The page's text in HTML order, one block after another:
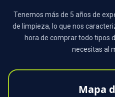
Mapa
Tenemos más de 5 años de
de limpieza, lo que nos
hora de comprar todo tipos
necesitas al